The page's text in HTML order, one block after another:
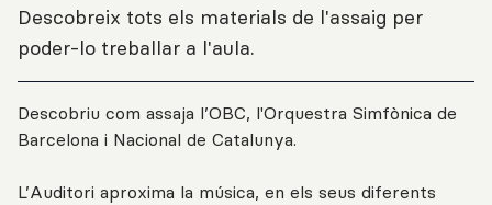
Descobreix tots els materials de l'assaig per
poder-lo treballar a l'aula.
Descobriu com assaja l’OBC, l'Orquestra Simfònica de
Barcelona i Nacional de Catalunya.
L’Auditori aproxima la música, en els seus diferents